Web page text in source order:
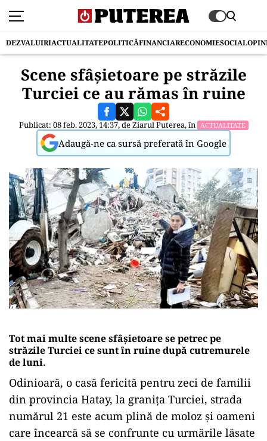
DEZVALUIRIACTUALITATEPOLITICĂFINANCIARECONOMIESOCIAL
Scene sfâșietoare pe străzile
Turciei ce au rămas în ruine
Publicat: 08 feb. 2023, 14:37, deZiarul Puterea, în ACTUALITATE
Adaugă-ne ca sursă preferată în Google
Tot mai multe scene sfâșietoare se petrec pe
străzile Turciei ce sunt în ruine după cutremurele
de luni.
Odinioară, o casă fericită pentru zeci de familii
din provincia Hatay, la granița Turciei, strada
numărul 21 este acum plină de moloz și oameni
care încearcă să se confrunte cu urmările lăsate